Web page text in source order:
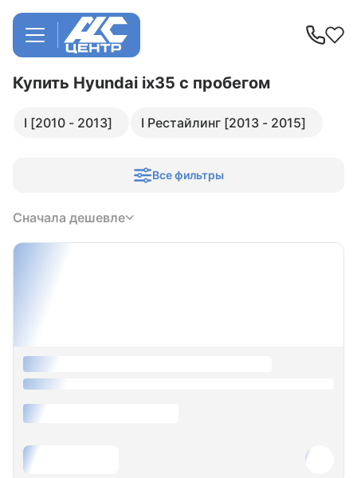
Купить Hyundai ix35 с пробегом
I [2010 - 2013] I Рестайлинг [2013 - 2015]
Все фильтры
Сначала дешевле